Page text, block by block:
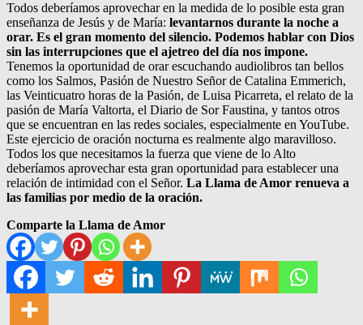
Todos deberíamos aprovechar en la medida de lo posible esta gran
enseñanza de Jesús y de María: levantarnos durante la noche a
orar. Es el gran momento del silencio. Podemos hablar con Dios
sin las interrupciones que el ajetreo del día nos impone.
Tenemos la oportunidad de orar escuchando audiolibros tan bellos
como los Salmos, Pasión de Nuestro Señor de Catalina Emmerich,
las Veinticuatro horas de la Pasión, de Luisa Picarreta, el relato de la
pasión de María Valtorta, el Diario de Sor Faustina, y tantos otros
que se encuentran en las redes sociales, especialmente en YouTube.
Este ejercicio de oración nocturna es realmente algo maravilloso.
Todos los que necesitamos la fuerza que viene de lo Alto
deberíamos aprovechar esta gran oportunidad para establecer una
relación de intimidad con el Señor. La Llama de Amor renueva a
las familias por medio de la oración.
Comparte la Llama de Amor